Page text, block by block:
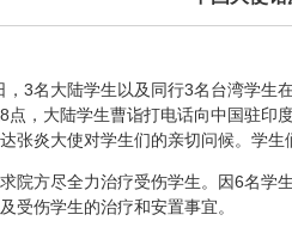
名大陆学生以及同行3名台湾学生在
点，大陆学生曹诣打电话向中国驻印
张炎大使对学生们的亲切问候。学
方尽全力治疗受伤学生。因6名学生
受伤学生的治疗和安置事宜。